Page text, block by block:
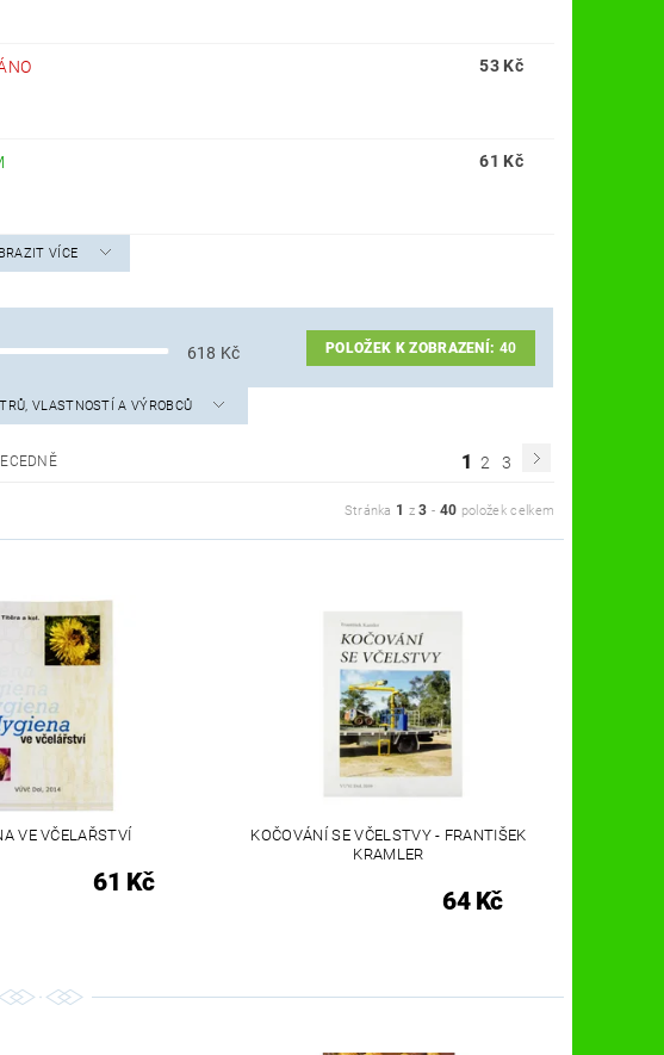
53 Kč
61 Kč
VÍCE
618 Kč POLOŽEK K ZOBRAZENÍ: 40
VLASTNOSTÍ A VÝROBCŮ
1 2 3
Stránka 1 z3 - 40 položek celkem
VE VČELAŘSTVÍ
61 Kč
KOČOVÁNÍ SE VČELSTVY - FRANTIŠEK
KRAMLER
64 Kč